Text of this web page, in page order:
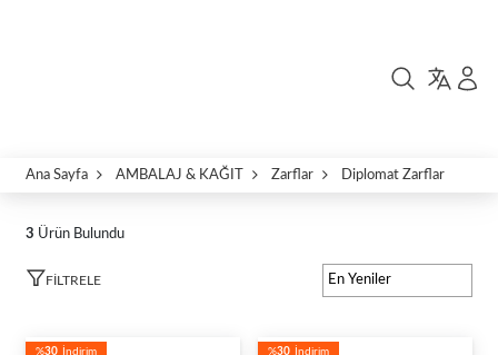
Ana Sayfa AMBALAJ & KAĞIT Zarflar Diplomat Zarflar
3 Ürün Bulundu
FILTRELE
%30 İndirim %30 İndirim